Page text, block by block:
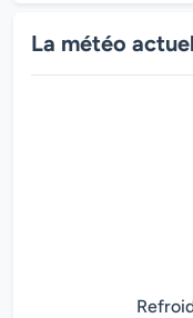
La météo